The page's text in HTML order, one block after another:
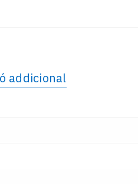
addicional